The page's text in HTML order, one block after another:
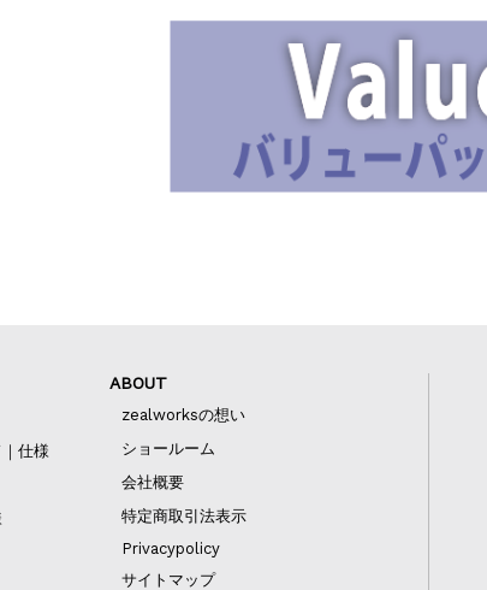
仕様
ABOUT
zealworksの想い
ショールーム
会社概要
特定商取引法表示
Privacypolicy
サイトマップ